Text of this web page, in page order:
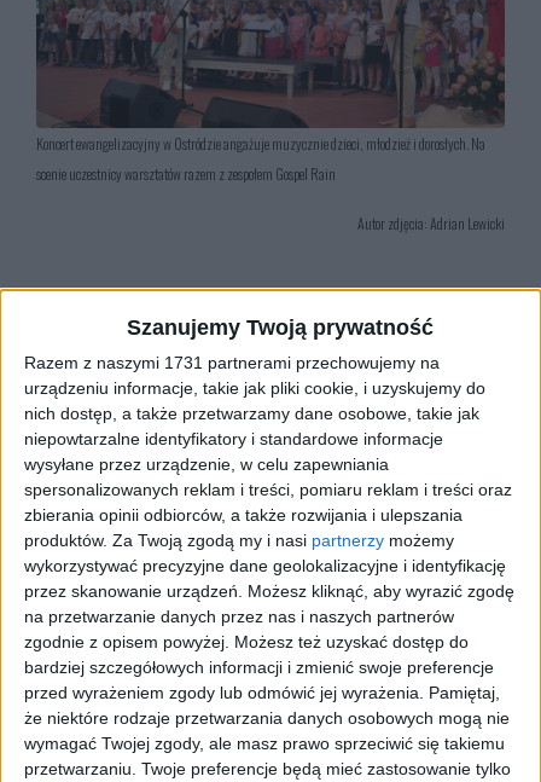
Szanujemy Twoją prywatność
Razem z naszymi 1731 partnerami przechowujemy na
urządzeniu informacje, takie jak pliki cookie, i uzyskujemy do
nich dostęp, a także przetwarzamy dane osobowe, takie jak
niepowtarzalne identyfikatory i standardowe informacje
wysyłane przez urządzenie, w celu zapewniania
spersonalizowanych reklam i treści, pomiaru reklam i treści oraz
zbierania opinii odbiorców, a także rozwijania i ulepszania
produktów. Za Twoją zgodą my i nasi partnerzy możemy
wykorzystywać precyzyjne dane geolokalizacyjne i identyfikację
przez skanowanie urządzeń. Możesz kliknąć, aby wyrazić zgodę
na przetwarzanie danych przez nas i naszych partnerów
zgodnie z opisem powyżej. Możesz też uzyskać dostęp do
bardziej szczegółowych informacji i zmienić swoje preferencje
przed wyrażeniem zgody lub odmówić jej wyrażenia.
Pamiętaj,
że niektóre rodzaje przetwarzania danych osobowych mogą nie
wymagać Twojej zgody, ale masz prawo sprzeciwić się takiemu
przetwarzaniu. Twoje preferencje będą mieć zastosowanie tylko
Koncert ewangelizacyjny w Ostródzie angażuje muzycznie dzieci, młodzież i dorosłych. Na
scenie uczestnicy warsztatów razem z zespołem Gospel Rain
Autor zdjęcia: Adrian Lewicki
18 czerwca w Ostródzie odbył się piąty koncert
ewangelizacyjny "...by Świat usłyszał". W tym
roku wystąpił zespół Gospel Rain, a
wydarzenie prowadziła Patrycja Hurlak.
Warto przeczytać
Diecezja świętuje pół tysiąclecia
Trzeba zburzyć ten mur
Ten absurd trzeba naprawić
V. jubileuszowy koncert ewangelizacyjny „…by
Świat usłyszał” dobiegł końca, bo właściwie dopiero
teraz można odetchnąć, usiąść spokojnie i